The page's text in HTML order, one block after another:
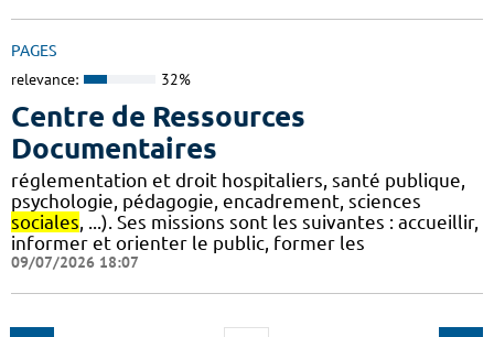
PAGES
relevance: 32%
Centre de Ressources
Documentaires
réglementation et droit hospitaliers, santé publique,
psychologie, pédagogie, encadrement, sciences
sociales , ...). Ses missions sont les suivantes : accueillir,
informer et orienter le public, former les
09/07/2026 18:07